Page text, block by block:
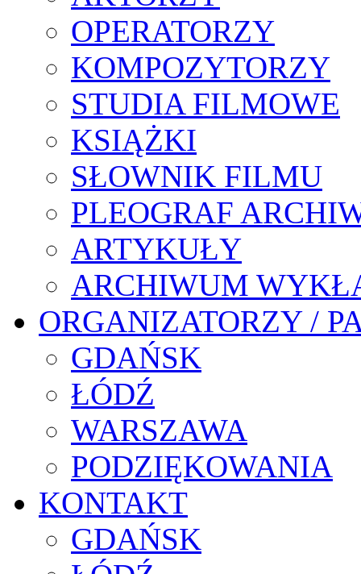
OPERATORZY
KOMPOZYTORZY
STUDIA FILMOWE
KSIĄŻKI
SŁOWNIK FILMU
PLEOGRAF
ARTYKUŁY
ARCHIWUM
ORGANIZATORZY /
GDAŃSK
ŁÓDŹ
WARSZAWA
PODZIĘKOWANIA
KONTAKT
GDAŃSK